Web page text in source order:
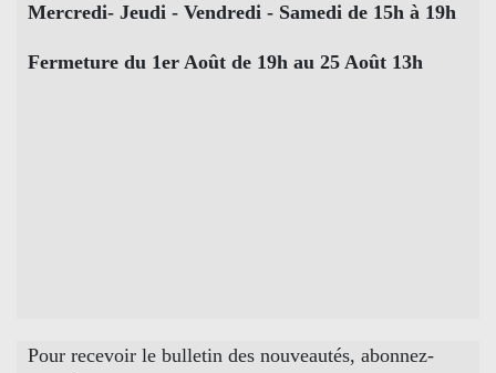
Mercredi- Jeudi - Vendredi - Samedi de 15h à 19h
Fermeture du 1er Août de 19h au 25 Août 13h
Pour recevoir le bulletin des nouveautés, abonnez-